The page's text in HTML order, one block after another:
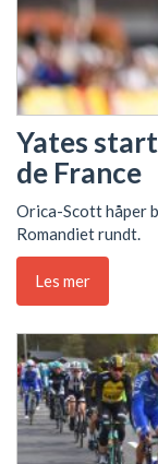
Yates
de France
Orica-Scott håper
Romandiet rundt.
Les mer